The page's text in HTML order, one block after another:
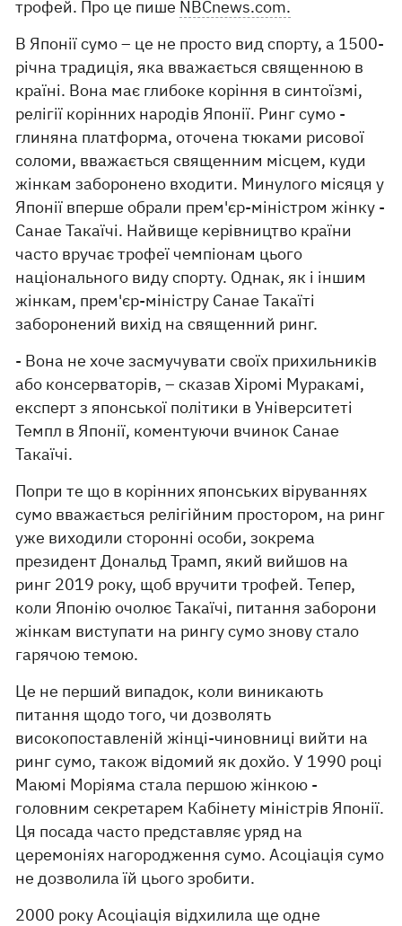
трофей. Про це пише NBCnews.com.
В Японії сумо – це не просто вид спорту, а 1500-
річна традиція, яка вважається священною в
країні. Вона має глибоке коріння в синтоїзмі,
релігії корінних народів Японії. Ринг сумо -
глиняна платформа, оточена тюками рисової
соломи, вважається священним місцем, куди
жінкам заборонено входити. Минулого місяця у
Японії вперше обрали прем'єр-міністром жінку -
Санае Такаїчі. Найвище керівництво країни
часто вручає трофеї чемпіонам цього
національного виду спорту. Однак, як і іншим
жінкам, прем'єр-міністру Санае Такаїті
заборонений вихід на священний ринг.
- Вона не хоче засмучувати своїх прихильників
або консерваторів, – сказав Хіромі Муракамі,
експерт з японської політики в Університеті
Темпл в Японії, коментуючи вчинок Санае
Такаїчі.
Попри те що в корінних японських віруваннях
сумо вважається релігійним простором, на ринг
уже виходили сторонні особи, зокрема
президент Дональд Трамп, який вийшов на
ринг 2019 року, щоб вручити трофей. Тепер,
коли Японію очолює Такаїчі, питання заборони
жінкам виступати на рингу сумо знову стало
гарячою темою.
Це не перший випадок, коли виникають
питання щодо того, чи дозволять
високопоставленій жінці-чиновниці вийти на
ринг сумо, також відомий як дохйо. У 1990 році
Маюмі Моріяма стала першою жінкою -
головним секретарем Кабінету міністрів Японії.
Ця посада часто представляє уряд на
церемоніях нагородження сумо. Асоціація сумо
не дозволила їй цього зробити.
2000 року Асоціація відхилила ще одне